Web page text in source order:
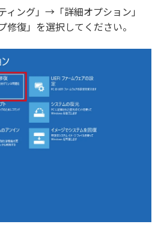
ィング」→「詳細オプション」
復」を選択してください。